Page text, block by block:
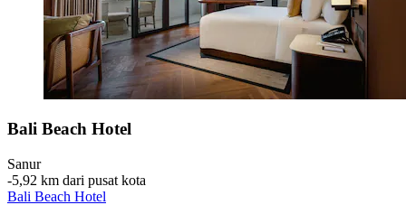
Bali Beach Hotel
Sanur
‐5,92 km dari pusat kota
Bali Beach Hotel